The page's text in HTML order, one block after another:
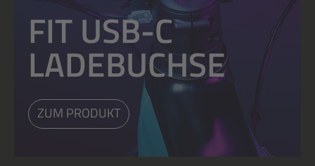
FIT USB-C
LADEBUCHSE
ZUM PRODUKT